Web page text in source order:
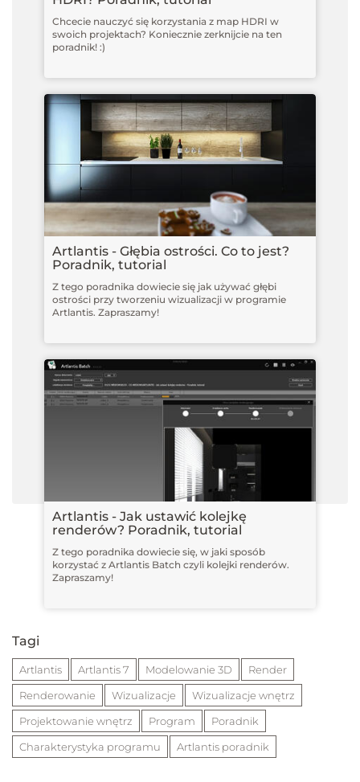
Chcecie nauczyć się korzystania z map HDRI w
swoich projektach? Koniecznie zerknijcie na ten
poradnik! :)
Artlantis - Głębia ostrości. Co to jest?
Poradnik, tutorial
Z tego poradnika dowiecie się jak używać głębi
ostrości przy tworzeniu wizualizacji w programie
Artlantis. Zapraszamy!
Artlantis - Jak ustawić kolejkę
renderów? Poradnik, tutorial
Z tego poradnika dowiecie się, w jaki sposób
korzystać z Artlantis Batch czyli kolejki renderów.
Zapraszamy!
Tagi
Artlantis Artlantis 7 Modelowanie 3D
Render
Renderowanie
Wizualizacje
Wizualizacje wnętrz
Projektowanie wnętrz
Program
Poradnik
Charakterystyka programu
Artlantis poradnik